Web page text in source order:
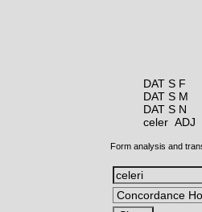
DAT S F
DAT S M
DAT S N
celer ADJ
Form analysis and